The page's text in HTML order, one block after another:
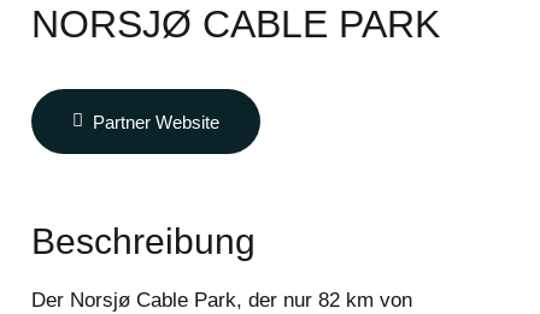
NORSJØ CABLE PARK
Partner Website
Beschreibung
Der Norsjø Cable Park, der nur 82 km von